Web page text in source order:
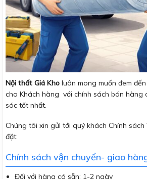
Nội thất Giá Kho luôn mong muốn đem
cho Khách hàng với chính sách bán hàng
sóc tốt nhất.
Chúng tôi xin gửi tới quý khách Chính sách
đặt:
Chính sách vận chuyển- giao
Đối với hàng có sẵn: 1-2 ngày